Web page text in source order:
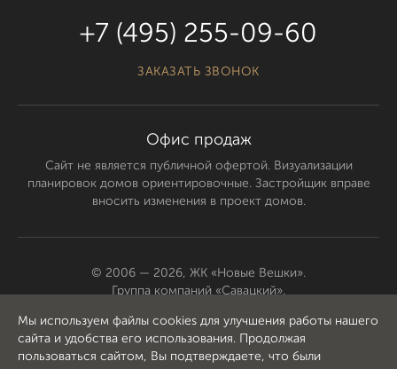
Мы используем файлы cookies для улучшения работы нашего
сайта и удобства его использования. Продолжая
пользоваться сайтом, Вы подтверждаете, что были
+7 (495) 255-09-60
ЗАКАЗАТЬ ЗВОНОК
Офис продаж
Сайт не является публичной офертой. Визуализации
планировок домов ориентировочные. Застройщик вправе
вносить изменения в проект домов.
© 2006 — 2026, ЖК «Новые Вешки».
Группа компаний «Савацкий».
Политика в отношении обработки персональных данных